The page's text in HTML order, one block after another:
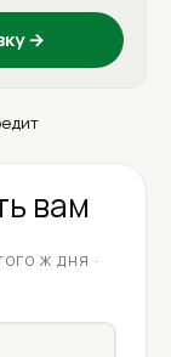
→
вам
Ж ДНЯ ·